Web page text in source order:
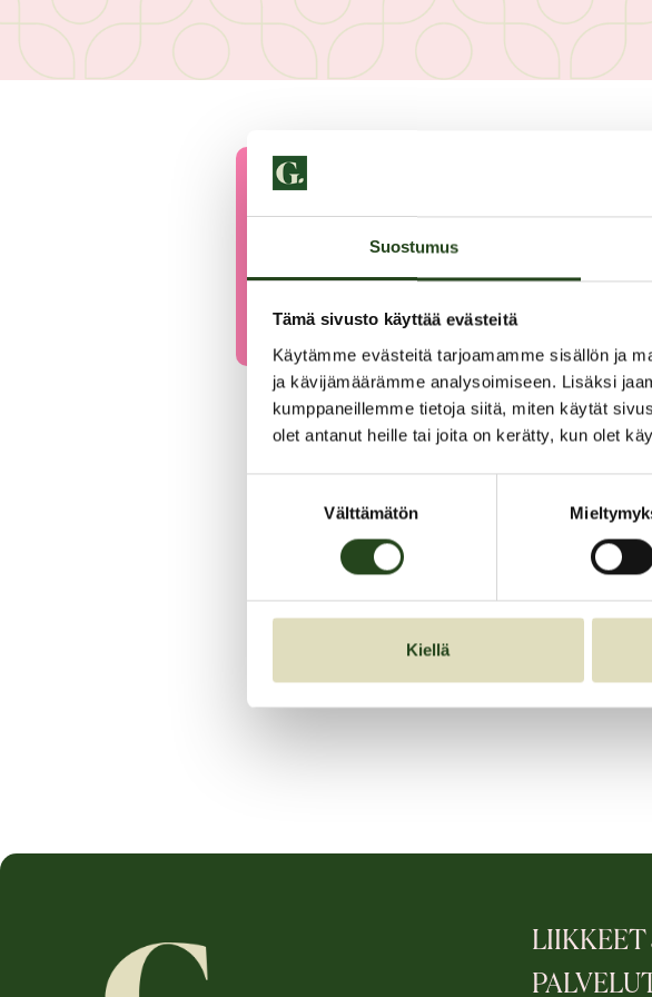
Suostumus
Tämä sivusto käyttää evästeitä
Käytämme evästeitä tarjoamamme sisällön ja
ja kävijämäärämme analysoimiseen. Lisäksi
kumppaneillemme tietoja siitä, miten käytät
olet antanut heille tai joita on kerätty, kun olet
Välttämätön
Kiellä
LIIKKEET